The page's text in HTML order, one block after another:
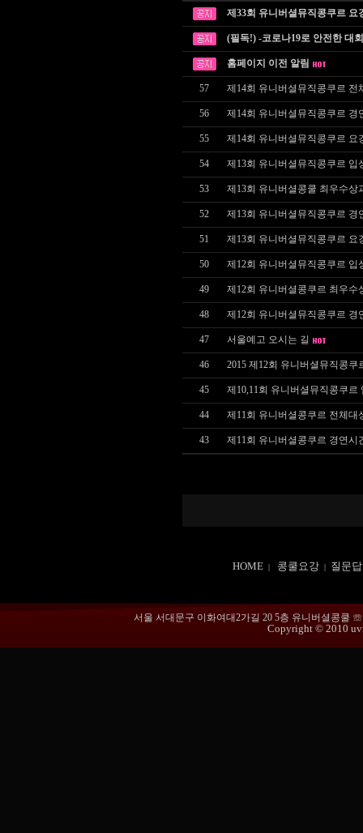
제33회 유니버셜뮤직콩쿠르 요
(필독!) -코로나19로 안전한 대
홈페이지 이전 알림
57 제14회 유니버셜뮤직콩쿠르
56 제14회 유니버셜뮤직콩쿠르 경
55 제14회 유니버셜뮤직콩쿠르 요
54 제13회 유니버셜뮤직콩쿠르 입
53 제13회 유니버셜콩쿨 최우수상
52 제13회 유니버셜뮤직콩쿠르 경
51 제13회 유니버셜뮤직콩쿠르 요
50 제12회 유니버셜뮤직콩쿠르 입
49 제12회 유니버셜콩쿠르 최우수
48 제12회 유니버셜뮤직콩쿠르 경
47 서울예고 오시는 길
46 2015 제12회 유니버셜뮤직콩쿠
45 제10,11회 유니버셜뮤직콩쿠르
44 제11회 유니버셜콩쿠르 전체대
43 제11회 유니버셜콩쿠르 경연시
HOME | 콩쿨요강 | 질문
서울 서대문구 이화여대2가길 20 5층 유니버셜콩쿨 ☏
Copyright © 2010